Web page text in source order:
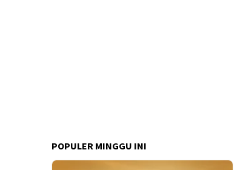
POPULER MINGGU INI